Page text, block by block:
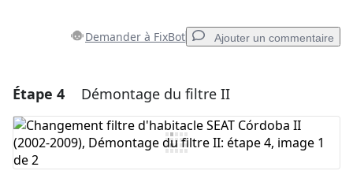
Demander à FixBot Ajouter un commentaire
Ajouter un commentaire
Ajouter un commentaire
Étape 4 Démontage du filtre II